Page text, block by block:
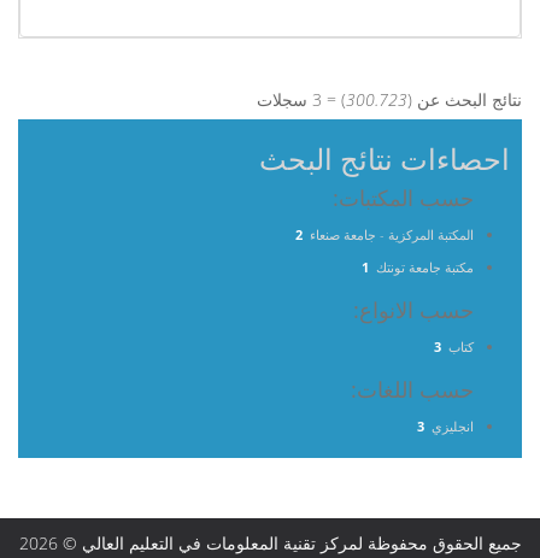
نتائج البحث عن (300.723) = 3 سجلات
احصاءات نتائج البحث
حسب المكتبات:
المكتبة المركزية - جامعة صنعاء 2
مكتبة جامعة تونتك 1
حسب الانواع:
كتاب 3
حسب اللغات:
انجليزي 3
جميع الحقوق محفوظة لمركز تقنية المعلومات في التعليم العالي © 2026